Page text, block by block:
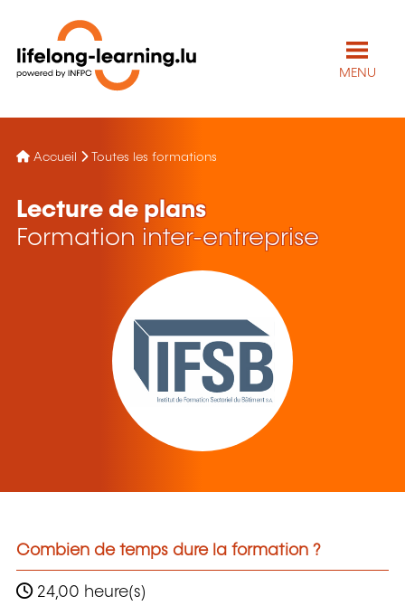
MENU
Accueil Toutes les formations
Lecture de plans
Formation inter-entreprise
Combien de temps dure la formation ?
24,00 heure(s)